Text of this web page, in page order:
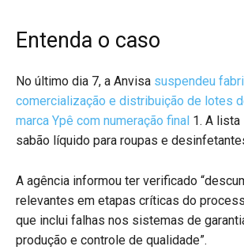
Entenda o caso
No último dia 7, a Anvisa suspendeu
comercialização e distribuição de lotes
marca Ypê com numeração final 1. A
sabão líquido para roupas e
A agência informou ter verificado
relevantes em etapas críticas do
que inclui falhas nos sistemas de
produção e controle de qualidade”.